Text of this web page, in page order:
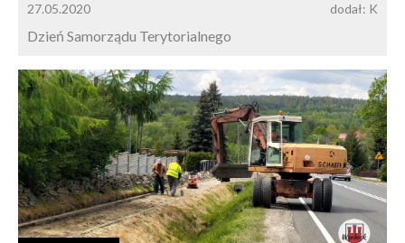
27.05.2020 dodał: K
Dzień Samorządu Terytorialnego